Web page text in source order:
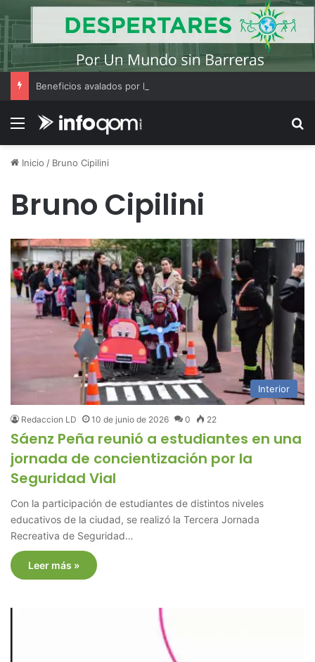
Beneficios avalados por la ciencia de convivir con gatos
Menú
Inicio / Bruno Cipilini
Bruno Cipilini
Interior
Redaccion LD 10 de junio de 2026 0 22
Sáenz Peña reunió a estudiantes en una
jornada de concientización por la
Seguridad Vial
Con la participación de estudiantes de distintos niveles
educativos de la ciudad, se realizó la Tercera Jornada
Recreativa de Seguridad…
Leer más »